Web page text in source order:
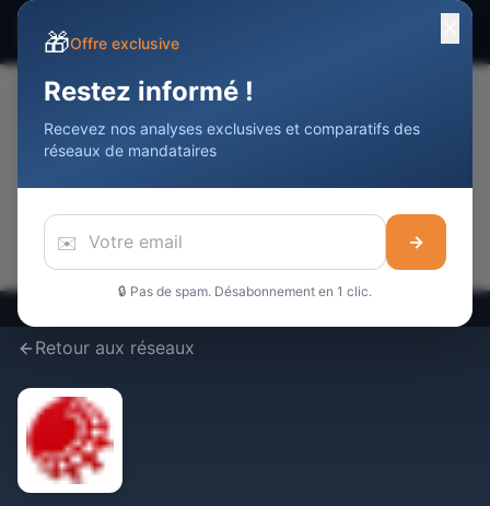
Devenir Agent
📢
Retour aux réseaux
🎁Offre exclusive
Restez informé !
Recevez nos analyses exclusives et comparatifs des
réseaux de mandataires
✉️ →
🔒 Pas de spam. Désabonnement en 1 clic.